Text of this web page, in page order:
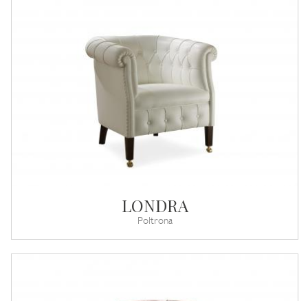
LONDRA
Poltrona